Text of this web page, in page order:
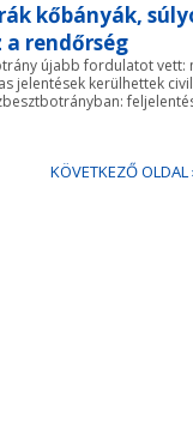
kőbányák,
rendőrség
újabb fordulatot vett:
jelentések kerülhettek
KÖVETKEZŐ OLDAL